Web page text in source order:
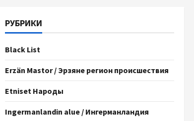
РУБРИКИ
Black List
Erzän Mastor / Эрзяне регион происшествия
Etniset Народы
Ingermanlandin alue / Ингерманландия